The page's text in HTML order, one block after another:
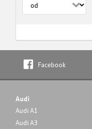
Facebook
Audi
Audi A1
Audi A3